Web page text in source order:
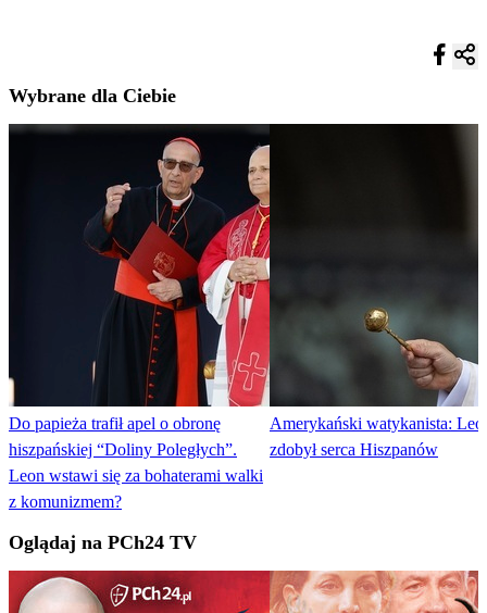
Wybrane dla Ciebie
Do papieża trafił apel o obronę
hiszpańskiej “Doliny Poległych”.
Leon wstawi się za bohaterami walki
z komunizmem?
Amerykański watykanista:
zdobył serca Hiszpanów
Oglądaj na PCh24 TV